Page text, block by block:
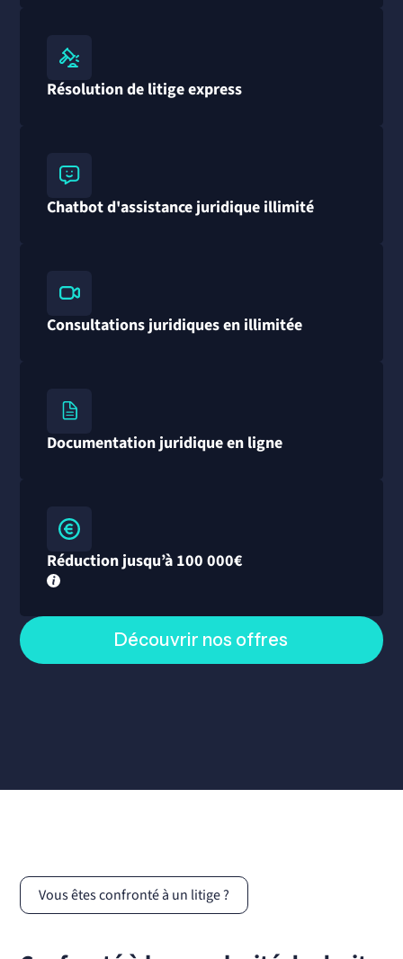
Résolution de litige express
Chatbot d'assistance juridique illimité
Consultations juridiques en illimitée
Documentation juridique en ligne
Réduction jusqu’à 100 000€
Découvrir nos offres
Vous êtes confronté à un litige ?